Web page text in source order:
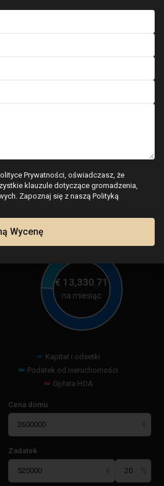
Kalkulator
€ 13,330.71
na miesiąc
Kapitał i odsetki
Podatek od nieruchomości
Opłata HOA
Cena domu
Zadatek
Prywatności, oświadczasz, że
klauzule dotyczące gromadzenia,
Zapoznaj się z naszą Polityką
Wycenę